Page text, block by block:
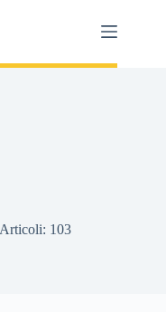
Articoli: 103